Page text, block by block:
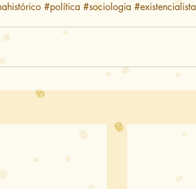
#política #sociologia #existencialista